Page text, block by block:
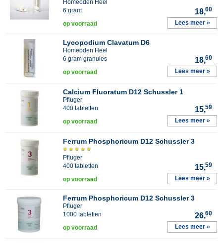
Homeoden Heel
6 gram
18,60
op voorraad Lees meer »
Lycopodium Clavatum D6
Homeoden Heel
6 gram granules
18,60
op voorraad Lees meer »
Calcium Fluoratum D12 Schussler 1
Pfluger
400 tabletten
15,59
op voorraad Lees meer »
Ferrum Phosphoricum D12 Schussler 3
Pfluger
400 tabletten
15,59
op voorraad Lees meer »
Ferrum Phosphoricum D12 Schussler 3
Pfluger
1000 tabletten
26,60
op voorraad Lees meer »